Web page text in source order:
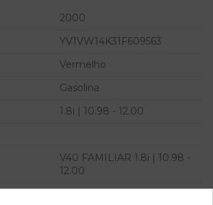
2000
YV1VW14K31F609563
Vermelho
Gasolina
1.8i | 10.98 - 12.00
V40 FAMILIAR 1.8i | 10.98 -
12.00